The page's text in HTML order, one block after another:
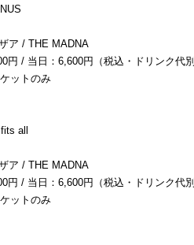
ア / THE MADNA
円 / 当日：6,600円（税込・ドリンク代別
ットのみ
all
ア / THE MADNA
円 / 当日：6,600円（税込・ドリンク代別
ットのみ